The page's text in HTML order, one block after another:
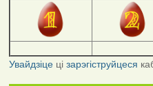
Увайдзіцеці зарэгіструйцеся